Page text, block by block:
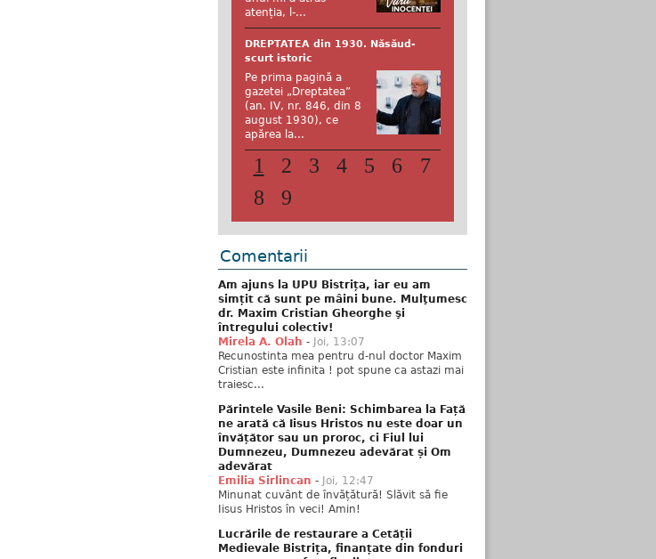
atenția, l-...
DREPTATEA din 1930. Năsăud-
scurt istoric
Pe prima pagină a
gazetei „Dreptatea”
(an. IV, nr. 846, din 8
august 1930), ce
apărea la...
1 2 3 4 5 6
7
8
9
Comentarii
Am ajuns la UPU Bistrița, iar eu am
simțit că sunt pe mâini bune. Mulţumesc
dr. Maxim Cristian Gheorghe şi
întregului colectiv!
Mirela A. Olah - Joi, 13:07
Recunostinta mea pentru d-nul doctor Maxim
Cristian este infinita ! pot spune ca astazi mai
traiesc...
Părintele Vasile Beni: Schimbarea la Față
ne arată că Iisus Hristos nu este doar un
învățător sau un proroc, ci Fiul lui
Dumnezeu, Dumnezeu adevărat și Om
adevărat
Emilia Sirlincan - Joi, 12:47
Minunat cuvânt de învățătură! Slăvit să fie
Iisus Hristos în veci! Amin!
Lucrările de restaurare a Cetății
Medievale Bistrița, finanțate din fonduri